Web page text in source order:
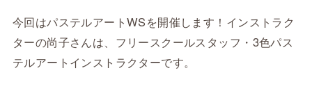
今回はパステルアートWSを開催します！インストラク
ターの尚子さんは、フリースクールスタッフ・3色パス
テルアートインストラクターです。